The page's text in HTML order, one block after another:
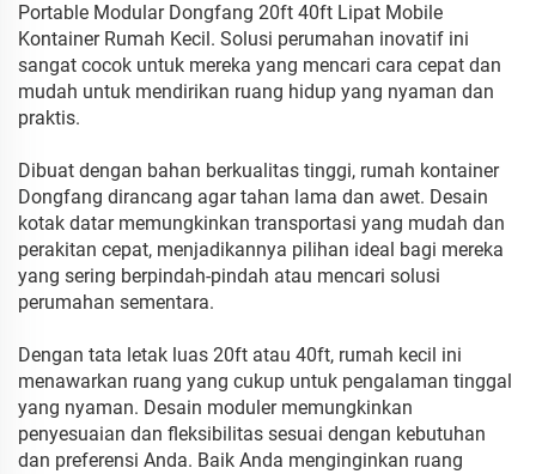
Portable Modular Dongfang 20ft 40ft Lipat Mobile
Kontainer Rumah Kecil. Solusi perumahan inovatif ini
sangat cocok untuk mereka yang mencari cara cepat dan
mudah untuk mendirikan ruang hidup yang nyaman dan
praktis.
Dibuat dengan bahan berkualitas tinggi, rumah kontainer
Dongfang dirancang agar tahan lama dan awet. Desain
kotak datar memungkinkan transportasi yang mudah dan
perakitan cepat, menjadikannya pilihan ideal bagi mereka
yang sering berpindah-pindah atau mencari solusi
perumahan sementara.
Dengan tata letak luas 20ft atau 40ft, rumah kecil ini
menawarkan ruang yang cukup untuk pengalaman tinggal
yang nyaman. Desain moduler memungkinkan
penyesuaian dan fleksibilitas sesuai dengan kebutuhan
dan preferensi Anda. Baik Anda menginginkan ruang